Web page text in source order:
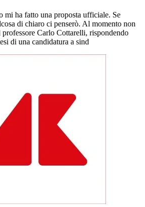
mi ha fatto una proposta ufficiale. Se
di chiaro ci penserò. Al momento non
Carlo Cottarelli, rispondendo
di una candidatura a sind